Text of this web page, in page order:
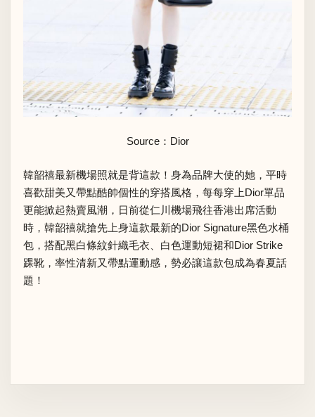
Source：Dior
韓韶禧最新機場照就是背這款！身為品牌大使的她，平時
喜歡甜美又帶點酷帥個性的穿搭風格，每每穿上Dior單品
更能掀起熱賣風潮，日前從仁川機場飛往香港出席活動
時，韓韶禧就搶先上身這款最新的Dior Signature黑色水桶
包，搭配黑白條紋針織毛衣、白色運動短裙和Dior Strike
踝靴，率性清新又帶點運動感，勢必讓這款包成為春夏話
題！